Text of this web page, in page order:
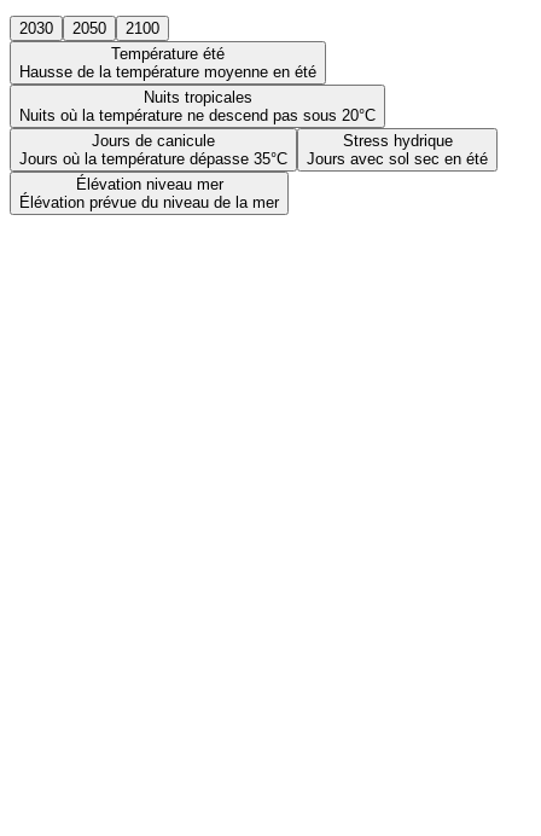
2030 2050
2100
Température été
Hausse de la température moyenne en été
Nuits tropicales
Nuits où la température ne descend pas sous 20°C
Jours de canicule
Jours où la température dépasse 35°C
Stress hydrique
Jours avec sol sec en été
Élévation niveau mer
Élévation prévue du niveau de la mer